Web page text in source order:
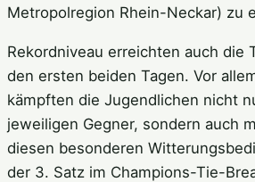
Metropolregion Rhein-Neckar) zu
Rekordniveau erreichten auch die
den ersten beiden Tagen. Vor
kämpften die Jugendlichen nicht
jeweiligen Gegner, sondern auch
diesen besonderen
der 3. Satz im Champions-Tie-